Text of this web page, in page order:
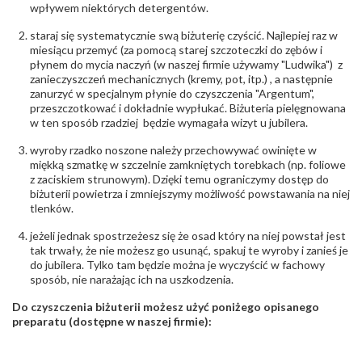
wpływem niektórych detergentów.
staraj się systematycznie swą biżuterię czyścić. Najlepiej raz w
miesiącu przemyć (za pomocą starej szczoteczki do zębów i
płynem do mycia naczyń (w naszej firmie używamy "Ludwika") z
zanieczyszczeń mechanicznych (kremy, pot, itp.) , a następnie
zanurzyć w specjalnym płynie do czyszczenia "Argentum",
przeszczotkować i dokładnie wypłukać. Biżuteria pielęgnowana
w ten sposób rzadziej będzie wymagała wizyt u jubilera.
wyroby rzadko noszone należy przechowywać owinięte w
miękką szmatkę w szczelnie zamkniętych torebkach (np. foliowe
z zaciskiem strunowym). Dzięki temu ograniczymy dostęp do
biżuterii powietrza i zmniejszymy możliwość powstawania na niej
tlenków.
jeżeli jednak spostrzeżesz się że osad który na niej powstał jest
tak trwały, że nie możesz go usunąć, spakuj te wyroby i zanieś je
do jubilera. Tylko tam będzie można je wyczyścić w fachowy
sposób, nie narażając ich na uszkodzenia.
Do czyszczenia biżuterii możesz użyć poniżego opisanego
preparatu (dostępne w naszej firmie):